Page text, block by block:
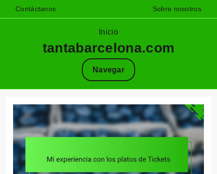
Contáctanos Sobre nosotros
Inicio
tantabarcelona.com
Navegar
content